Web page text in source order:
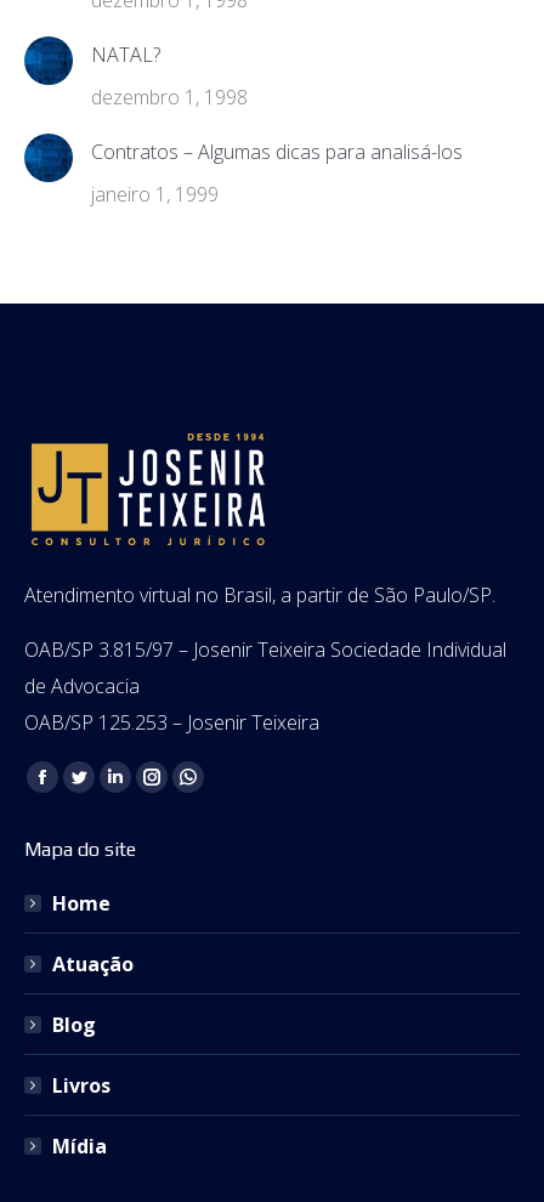
NATAL?
dezembro 1, 1998
Contratos – Algumas dicas para analisá-los
janeiro 1, 1999
Atendimento virtual no Brasil, a partir de São Paulo/SP.
OAB/SP 3.815/97 – Josenir Teixeira Sociedade Individual
de Advocacia
OAB/SP 125.253 – Josenir Teixeira
Encontre-nos em:
Facebook
opens
new
Twitter
opens
new
Linkedin
opens
InstagramWhatsapp
Mapa do site
Home
Atuação
Blog
Livros
Mídia